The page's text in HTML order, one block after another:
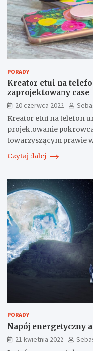
PORADY
Kreator etui na
zaprojektowany case
20 czerwca 2022
Kreator etui na telefon
projektowanie
towarzyszącym prawie
Czytaj dalej
PORADY
Napój energetyczny
21 kwietnia 2022